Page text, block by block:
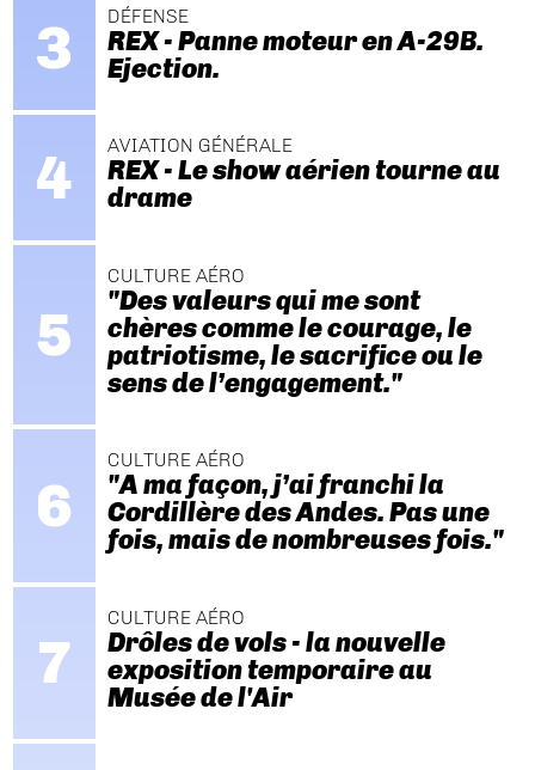
DÉFENSE
REX - Panne moteur en A-29B.
Ejection.
AVIATION GÉNÉRALE
REX - Le show aérien tourne au
drame
CULTURE AÉRO
"Des valeurs qui me sont
chères comme le courage, le
patriotisme, le sacrifice ou le
sens de l’engagement."
CULTURE AÉRO
"A ma façon, j’ai franchi la
Cordillère des Andes. Pas une
fois, mais de nombreuses fois."
CULTURE AÉRO
Drôles de vols - la nouvelle
exposition temporaire au
Musée de l'Air